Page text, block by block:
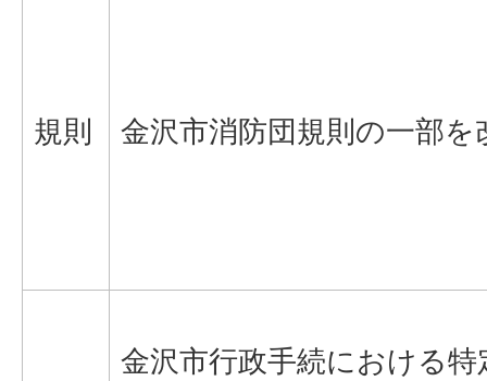
規則 金沢市消防団規則の一部を
金沢市行政手続における